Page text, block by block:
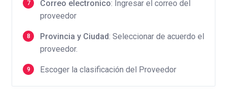
Correo electronico: Ingresar el correo del
proveedor
Provincia y Ciudad: Seleccionar de acuerdo el
proveedor.
Escoger la clasificación del Proveedor